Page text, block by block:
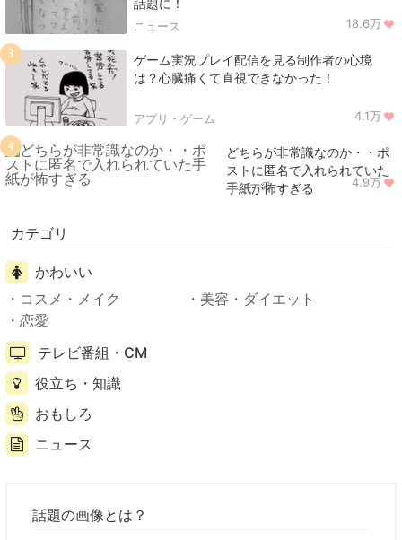
話題に！
ニュース 18.6万
ゲーム実況プレイ配信を見る制作者の心境
は？心臓痛くて直視できなかった！
アプリ・ゲーム 4.1万
3
どちらが非常識なのか・・ポ
ストに匿名で入れられていた
手紙が怖すぎる
ニュース 4.9万
4
カテゴリ
かわいい
コスメ・メイク
美容・ダイエット
恋愛
テレビ番組・CM
役立ち・知識
おもしろ
ニュース
話題の画像とは？